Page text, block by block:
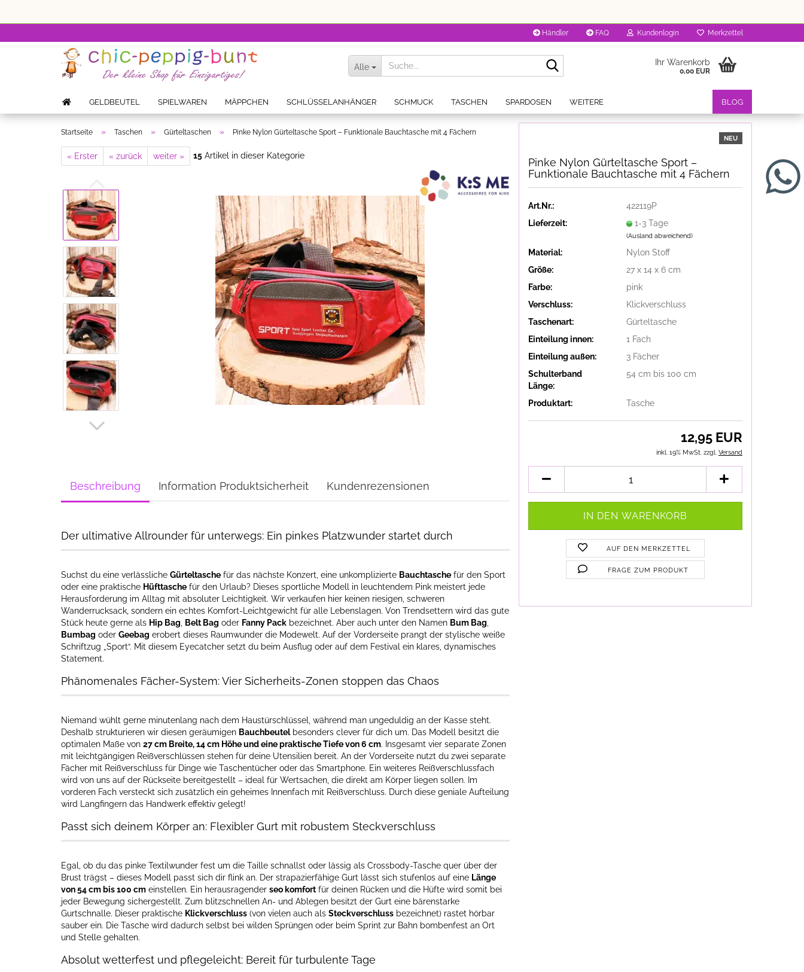
Händler FAQ Kundenlogin Merkzettel
Alle Ihr Warenkorb
0,00 EUR
GELDBEUTEL SPIELWAREN MÄPPCHEN SCHLÜSSELANHÄNGER SCHMUCK TASCHEN SPARDOSEN BLOG
WEITERE
Startseite » Taschen » Gürteltaschen » Pinke Nylon Gürteltasche Sport – Funktionale Bauchtasche mit 4 Fächern
« Erster « zurück weiter » 15 Artikel in dieser Kategorie
NEU
Pinke Nylon Gürteltasche Sport –
Funktionale Bauchtasche mit 4 Fächern
Art.Nr.:
422119P
Lieferzeit:
1-3 Tage
(Ausland abweichend)
Material:
Nylon Stoff
Größe:
27 x 14 x 6 cm
Farbe:
pink
Verschluss:
Klickverschluss
Taschenart:
Gürteltasche
Einteilung innen:
1 Fach
Einteilung außen:
3 Fächer
Schulterband
Länge:
54 cm bis 100 cm
Produktart: Tasche
12,95 EUR
inkl. 19% MwSt. zzgl. Versand
AUF DEN MERKZETTEL
FRAGE ZUM PRODUKT
Beschreibung Information Produktsicherheit Kundenrezensionen
Der ultimative Allrounder für unterwegs: Ein pinkes Platzwunder startet durch
Suchst du eine verlässliche Gürteltasche für das nächste Konzert, eine unkomplizierte Bauchtasche für den Sport
oder eine praktische Hüfttasche für den Urlaub? Dieses sportliche Modell in leuchtendem Pink meistert jede
Herausforderung im Alltag mit absoluter Leichtigkeit. Wir verkaufen hier keinen riesigen, schweren
Wanderrucksack, sondern ein echtes Komfort-Leichtgewicht für alle Lebenslagen. Von Trendsettern wird das gute
Stück heute gerne als Hip Bag Belt Bag oder Fanny Pack bezeichnet. Aber auch unter den Namen Bum Bag
Bumbag oder Geebag erobert dieses Raumwunder die Modewelt. Auf der Vorderseite prangt der stylische weiße
Schriftzug „Sport“. Mit diesem Eyecatcher setzt du beim Ausflug oder auf dem Festival ein klares, dynamisches
Statement.
Phänomenales Fächer-System: Vier Sicherheits-Zonen stoppen das Chaos
Niemand wühlt gerne minutenlang nach dem Haustürschlüssel, während man ungeduldig an der Kasse steht.
Deshalb strukturieren wir diesen geräumigen Bauchbeutelbesonders clever für dich um. Das Modell besitzt die
optimalen Maße von 27 cm Breite, 14 cm Höhe und eine praktische Tiefe von 6 cm. Insgesamt vier separate Zonen
mit leichtgängigen Reißverschlüssen stehen für deine Utensilien bereit. An der Vorderseite nutzt du zwei separate
Fächer mit Reißverschluss für Dinge wie Taschentücher oder das Smartphone. Ein weiteres Reißverschlussfach
wird von uns auf der Rückseite bereitgestellt – ideal für Wertsachen, die direkt am Körper liegen sollen. Im
vorderen Fach versteckt sich zusätzlich ein geheimes Innenfach mit Reißverschluss. Durch diese geniale Aufteilung
wird Langfingern das Handwerk effektiv gelegt!
Passt sich deinem Körper an: Flexibler Gurt mit robustem Steckverschluss
Egal, ob du das pinke Textilwunder fest um die Taille schnallst oder lässig als Crossbody-Tasche quer über der
Brust trägst – dieses Modell passt sich dir flink an. Der strapazierfähige Gurt lässt sich stufenlos auf eine Länge
von 54 cm bis 100 cm einstellen. Ein herausragender seo komfort für deinen Rücken und die Hüfte wird somit bei
jeder Bewegung sichergestellt. Zum blitzschnellen An- und Ablegen besitzt der Gurt eine bärenstarke
Gurtschnalle. Dieser praktische Klickverschluss (von vielen auch als Steckverschluss bezeichnet) rastet hörbar
sauber ein. Die Tasche wird dadurch selbst bei wilden Sprüngen oder beim Sprint zur Bahn bombenfest an Ort
und Stelle gehalten.
Absolut wetterfest und pflegeleicht: Bereit für turbulente Tage